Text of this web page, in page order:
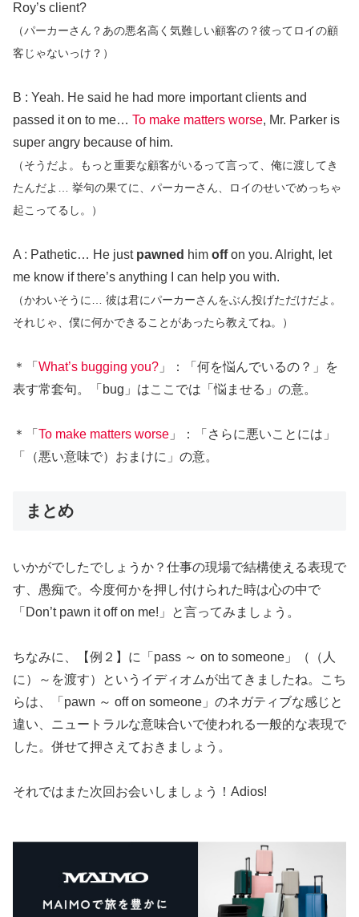
Roy’s client?
（パーカーさん？あの悪名高く気難しい顧客の？彼ってロイの顧
客じゃないっけ？）
B : Yeah. He said he had more important clients and
passed it on to me… To make matters worse, Mr. Parker is
super angry because of him.
（そうだよ。もっと重要な顧客がいるって言って、俺に渡してき
たんだよ… 挙句の果てに、パーカーさん、ロイのせいでめっちゃ
起こってるし。）
A : Pathetic… He just pawned him offon you. Alright, let
me know if there’s anything I can help you with.
（かわいそうに… 彼は君にパーカーさんをぶん投げただけだよ。
それじゃ、僕に何かできることがあったら教えてね。）
＊「 What’s bugging you? 」：「何を悩んでいるの？」を
表す常套句。「bug」はここでは「悩ませる」の意。
＊「 To make matters worse 」：「さらに悪いことには」
「（悪い意味で）おまけに」の意。
まとめ
いかがでしたでしょうか？仕事の現場で結構使える表現で
す、愚痴で。今度何かを押し付けられた時は心の中で
「Don’t pawn it off on me!」と言ってみましょう。
ちなみに、【例２】に「pass ～ on to someone」（（人
に）～を渡す）というイディオムが出てきましたね。こち
らは、「pawn ～ off on someone」のネガティブな感じと
違い、ニュートラルな意味合いで使われる一般的な表現で
した。併せて押さえておきましょう。
それではまた次回お会いしましょう！Adios!